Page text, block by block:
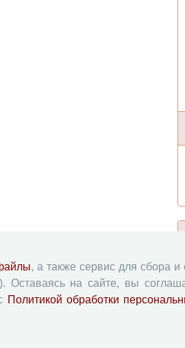
, а также сервис для сбора и
Оставаясь на сайте, вы
Политикой обработки